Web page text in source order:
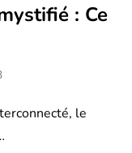
: Ce
le